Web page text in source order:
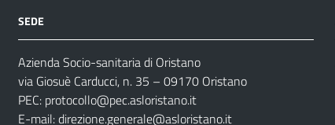
SEDE
Azienda Socio-sanitaria di Oristano
via Giosuè Carducci, n. 35 – 09170 Oristano
PEC: protocollo@pec.asloristano.it
E-mail:direzione.generale@asloristano.it